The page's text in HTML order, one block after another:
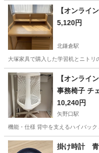
神奈川 横浜市 菊名駅
【オンライ
5,120円
北鎌倉駅
大塚家具で購入した学習机とニトリ
神奈川 鎌倉市 北鎌倉駅
【オンライ
事務椅子 チ
イバック 肘
シンプル ゲ
ダ ITOKI
10,240円
矢野口駅
機能・仕様 背中を支えるハイバッ
神奈川 川崎市 矢野口駅
掛け時計 青